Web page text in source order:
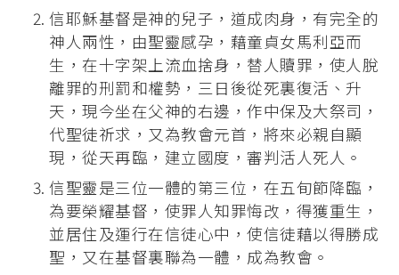
信耶穌基督是神的兒子，道成肉身，有完全的
神人兩性，由聖靈感孕，藉童貞女馬利亞而
生，在十字架上流血捨身，替人贖罪，使人脫
離罪的刑罰和權勢，三日後從死裏復活、升
天，現今坐在父神的右邊，作中保及大祭司，
代聖徒祈求，又為教會元首，將來必親自顯
現，從天再臨，建立國度，審判活人死人。
信聖靈是三位一體的第三位，在五旬節降臨，
為要榮耀基督，使罪人知罪悔改，得獲重生，
並居住及運行在信徒心中，使信徒藉以得勝成
聖，又在基督裏聯為一體，成為教會。